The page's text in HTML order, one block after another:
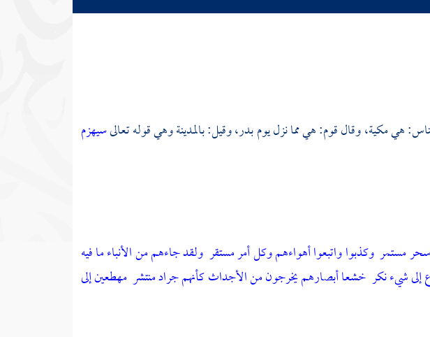
هي مكية، وقال قوم: هي مما نزل يومبدر،وقيل:بالمدينةوهي قوله تعالىسيهزم
سحر مستمر وكذبوا واتبعوا أهواءهم وكل أمر مستقر ولقد جاءهم من الأنباء ما فيه
إلى شيء نكر خشعا أبصارهم يخرجون من الأجداث كأنهم جراد منتشر مهطعين إلى